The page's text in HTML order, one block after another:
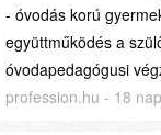
- óvodás korú
együttműködés a
óvodapedagógusi
profession.hu - 18